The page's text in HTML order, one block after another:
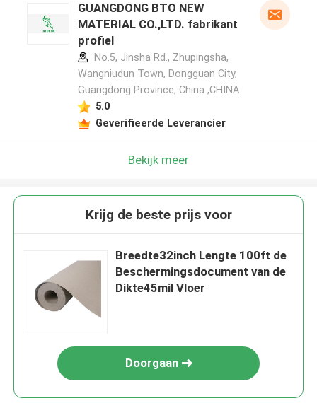
GUANGDONG BTO NEW
MATERIAL CO.,LTD. fabrikant
profiel
No.5, Jinsha Rd., Zhupingsha,
Wangniudun Town, Dongguan City,
Guangdong Province, China ,CHINA
5.0
Geverifieerde Leverancier
Bekijk meer
Krijg de beste prijs voor
Breedte32inch Lengte 100ft de
Beschermingsdocument van de
Dikte45mil Vloer
Doorgaan